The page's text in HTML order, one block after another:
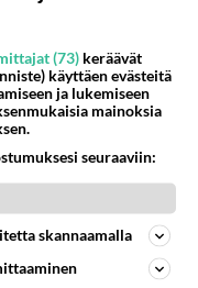
847
Näin tekisi ainakin Rydman seuratessaan idolinsa Trumpin mallia https://www.is.fi/politiikka/art-2000012187244.html
420
695
47
(73) keräävät
käyttäen evästeitä
ja lukemiseen
mainoksia
seuraaviin:
skannaamalla